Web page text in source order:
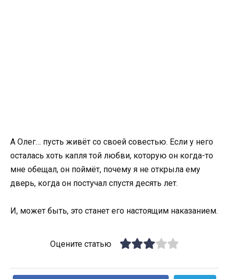
А Олег… пусть живёт со своей совестью. Если у него
осталась хоть капля той любви, которую он когда-то
мне обещал, он поймёт, почему я не открыла ему
дверь, когда он постучал спустя десять лет.
И, может быть, это станет его настоящим наказанием.
Оцените статью